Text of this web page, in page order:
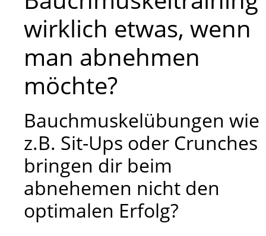
wirklich etwas, wenn
man abnehmen
möchte?
Bauchmuskelübungen wie
z.B. Sit-Ups oder Crunches
bringen dir beim
abnehemen nicht den
optimalen Erfolg?